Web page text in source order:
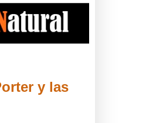
y las